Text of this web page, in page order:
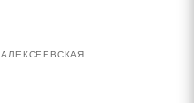
АЛЕКСЕЕВСКАЯ